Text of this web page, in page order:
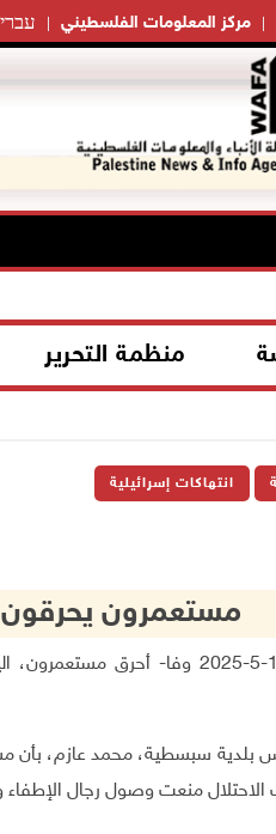
مركز المعلومات الفلسطيني
منظمة التحرير
انتهاكات إسرائيلية
مستعمرون
نابلس 17-5-2025 وفا-
بلدية سبسطية، محمد عازم، بأن
منعت وصول رجال الإطفاء